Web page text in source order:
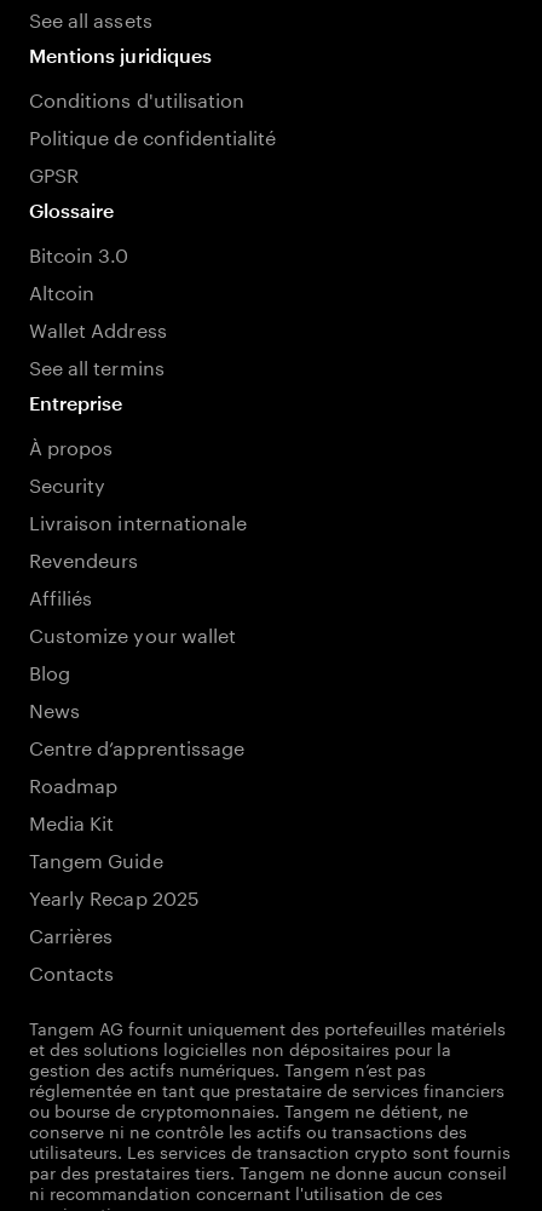
See all assets
Mentions juridiques
Conditions d'utilisation
Politique de confidentialité
GPSR
Glossaire
Bitcoin 3.0
Altcoin
Wallet Address
See all termins
Entreprise
À propos
Security
Livraison internationale
Revendeurs
Affiliés
Customize your wallet
Blog
News
Centre d’apprentissage
Roadmap
Media Kit
Tangem Guide
Yearly Recap 2025
Carrières
Contacts
Tangem AG fournit uniquement des portefeuilles matériels
et des solutions logicielles non dépositaires pour la
gestion des actifs numériques. Tangem n’est pas
réglementée en tant que prestataire de services financiers
ou bourse de cryptomonnaies. Tangem ne détient, ne
conserve ni ne contrôle les actifs ou transactions des
utilisateurs. Les services de transaction crypto sont fournis
par des prestataires tiers. Tangem ne donne aucun conseil
ni recommandation concernant l'utilisation de ces